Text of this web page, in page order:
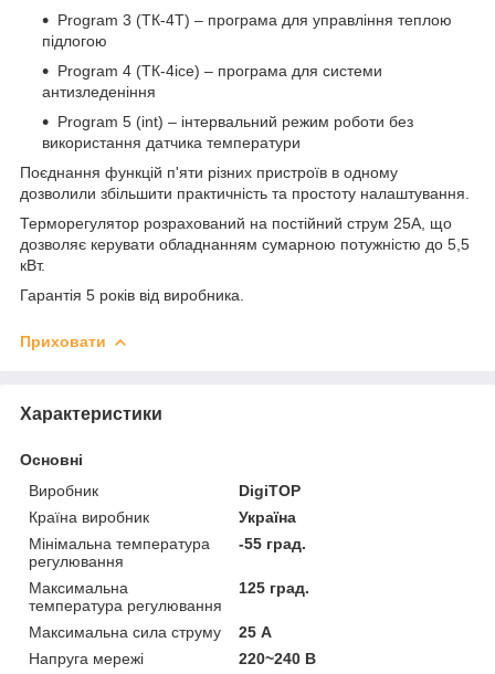
Program 3 (ТК-4Т) – програма для управління теплою
підлогою
Program 4 (ТК-4ice) – програма для системи
антизледеніння
Program 5 (int) – інтервальний режим роботи без
використання датчика температури
Поєднання функцій п'яти різних пристроїв в одному
дозволили збільшити практичність та простоту налаштування.
Терморегулятор розрахований на постійний струм 25А, що
дозволяє керувати обладнанням сумарною потужністю до 5,5
кВт.
Гарантія 5 років від виробника.
Приховати
Характеристики
Основні
Виробник
DigiTOP
Країна виробник
Україна
Мінімальна температура
регулювання
-55 град.
Максимальна
температура регулювання
125 град.
Максимальна сила струму
25 А
Напруга мережі
220~240 В